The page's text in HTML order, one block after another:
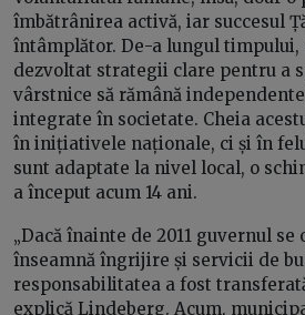
îmbătrânirea activă, iar succesul
întâmplător. De-a lungul timpului,
dezvoltat strategii clare pentru a
vârstnice să rămână
integrate în societate. Cheia
în inițiativele naționale, ci și în
sunt adaptate la nivel local, o
a început acum 14 ani.
„Dacă înainte de 2011 guvernul se
înseamnă îngrijire și servicii de
responsabilitatea a fost
explică Lindeberg. Acum,